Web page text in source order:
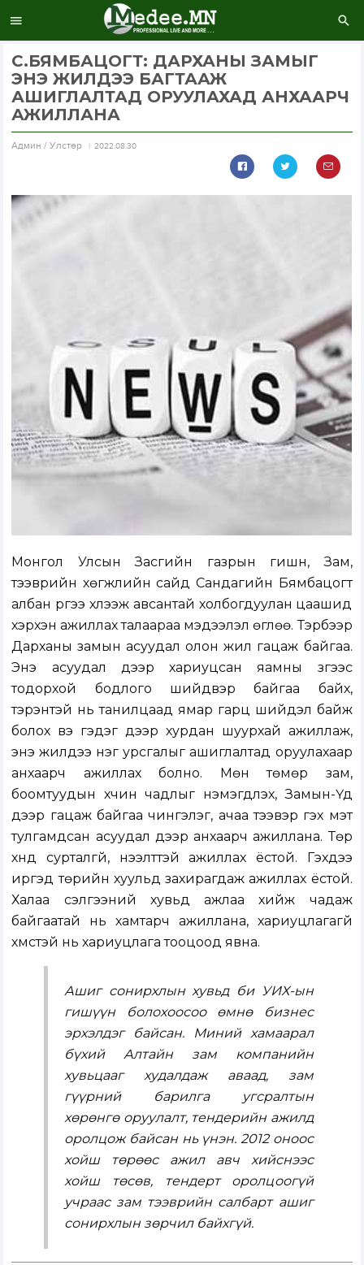
С.БЯМБАЦОГТ: ДАРХАНЫ ЗАМЫГ
ЭНЭ ЖИЛДЭЭ БАГТААЖ
АШИГЛАЛТАД ОРУУЛАХАД АНХААРЧ
АЖИЛЛАНА
Aдмин / Улстөр 2022.08.30
Монгол Улсын Засгийн газрын гишүүн, Зам,
тээврийн хөгжлийн сайд Сандагийн Бямбацогт
албан үүргээ хүлээж авсантай холбогдуулан цаашид
хэрхэн ажиллах талаараа мэдээлэл өглөө. Тэрбээр
Дарханы замын асуудал олон жил гацаж байгаа.
Энэ асуудал дээр хариуцсан яамны зүгээс
тодорхой бодлого шийдвэр байгаа байх,
тэрэнтэй нь танилцаад ямар гарц шийдэл байж
болох вэ гэдэг дээр хурдан шуурхай ажиллаж,
энэ жилдээ нэг урсгалыг ашиглалтад оруулахаар
анхаарч ажиллах болно. Мөн төмөр зам,
боомтуудын хүчин чадлыг нэмэгдүүлэх, Замын-Үүд
дээр гацаж байгаа чингэлэг, ачаа тээвэр гэх мэт
тулгамдсан асуудал дээр анхаарч ажиллана. Төр
хүнд сурталгүй, нээлттэй ажиллах ёстой. Гэхдээ
иргэд төрийн хуульд захирагдаж ажиллах ёстой.
Халаа сэлгээний хувьд ажлаа хийж чадаж
байгаатай нь хамтарч ажиллана, хариуцлагагүй
хүмүүстэй нь хариуцлага тооцоод явна.
Ашиг сонирхлын хувьд би УИХ-ын
гишүүн болохоосоо өмнө бизнес
эрхэлдэг байсан. Миний хамаарал
бүхий Алтайн зам компанийн
хувьцааг худалдаж аваад, зам
гүүрний барилга угсралтын
хөрөнгө оруулалт, тендерийн ажилд
оролцож байсан нь үнэн. 2012 оноос
хойш төрөөс ажил авч хийснээс
хойш төсөв, тендерт оролцоогүй
учраас зам тээврийн салбарт ашиг
сонирхлын зөрчил байхгүй.